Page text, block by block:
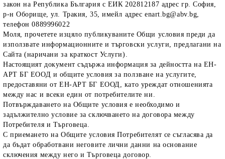
закон на Република България с ЕИК 202812187 адрес гр. София,
р-н Оборище, ул. Тракия, 35, имейл адрес enart.bg@abv.bg,
телефон 0889996022
Моля, прочетете изцяло публикуваните Общи условия преди да
използвате информационните и търговски услуги, предлагани на
Сайта (наричани за краткост Услуги).
Настоящият документ съдържа информация за дейността на ЕН-
АРТ БГ ЕООД и общите условия за ползване на услугите,
предоставяни от ЕН-АРТ БГ ЕООД, като уреждат отношенията
между нас и всеки един от потребителите ни.
Потвърждаването на Общите условия е необходимо и
задължително условие за сключването на договора между
Потребителя и Търговеца.
С приемането на Общите условия Потребителят се съгласява да
да бъдат обработвани неговите лични данни на основание
сключения между него и Търговеца договор.